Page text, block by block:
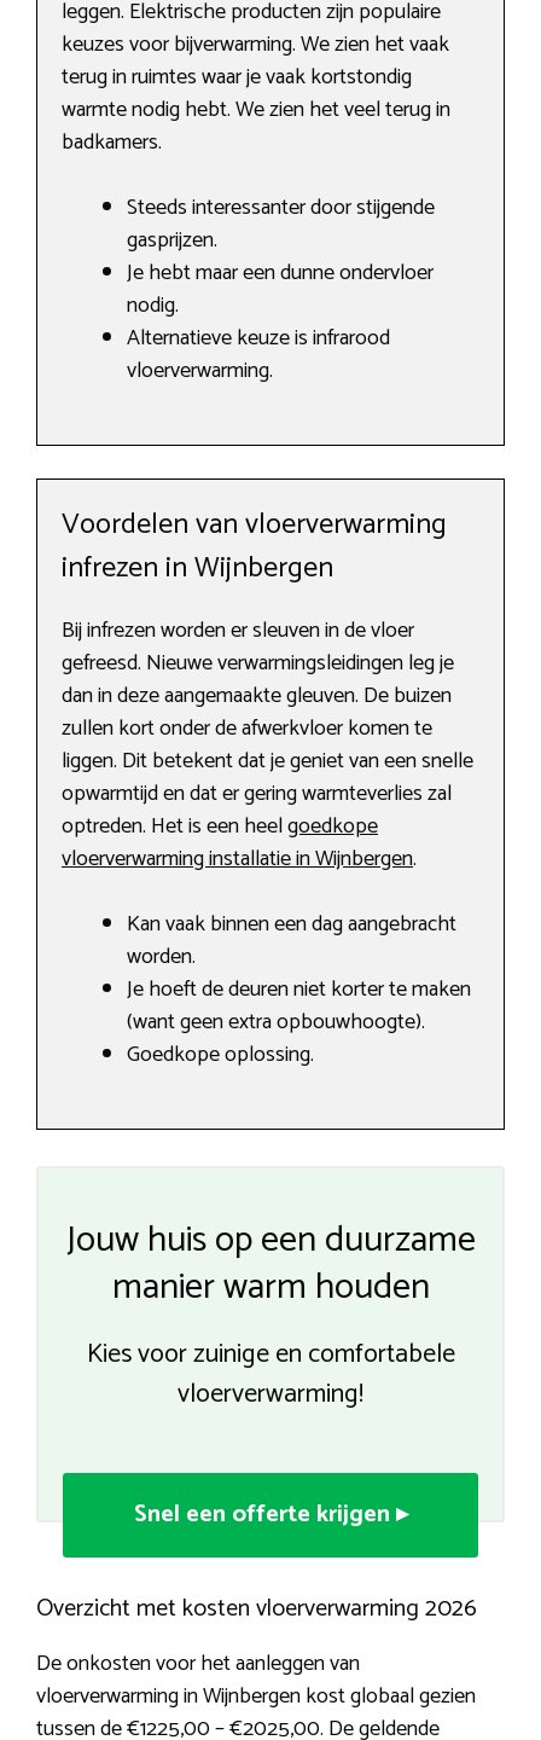
leggen. Elektrische producten zijn populaire
keuzes voor bijverwarming. We zien het vaak
terug in ruimtes waar je vaak kortstondig
warmte nodig hebt. We zien het veel terug in
badkamers.
Steeds interessanter door stijgende
gasprijzen.
Je hebt maar een dunne ondervloer
nodig.
Alternatieve keuze is infrarood
vloerverwarming.
Voordelen van vloerverwarming
infrezen in Wijnbergen
Bij infrezen worden er sleuven in de vloer
gefreesd. Nieuwe verwarmingsleidingen leg je
dan in deze aangemaakte gleuven. De buizen
zullen kort onder de afwerkvloer komen te
liggen. Dit betekent dat je geniet van een snelle
opwarmtijd en dat er gering warmteverlies zal
optreden. Het is een heelgoedkope
vloerverwarming installatie in Wijnbergen.
Kan vaak binnen een dag aangebracht
worden.
Je hoeft de deuren niet korter te maken
(want geen extra opbouwhoogte).
Goedkope oplossing.
Jouw huis op een duurzame
manier warm houden
Kies voor zuinige en comfortabele
vloerverwarming!
Snel een offerte krijgen ▸
Overzicht met kosten vloerverwarming 2026
De onkosten voor het aanleggen van
vloerverwarming in Wijnbergen kost globaal gezien
tussen de €1225,00 – €2025,00. De geldende